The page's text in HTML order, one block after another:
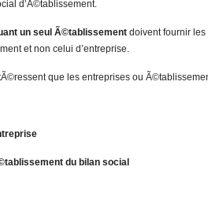
d’Ã©tablissement.
un seul Ã©tablissement doivent fournir
et non celui d’entreprise.
que les entreprises ou
du bilan social